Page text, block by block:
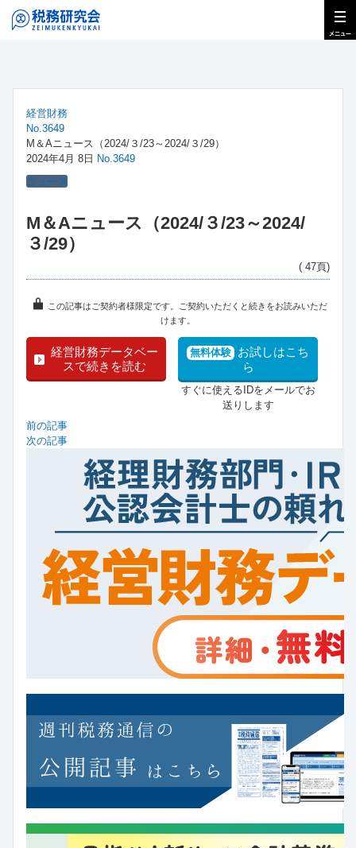
経営財務
No.3649
M＆Aニュース（2024/３/23～2024/３/29）
2024年4月 8日 No.3649
ニュース
M＆Aニュース（2024/３/23～2024/
３/29）
( 47頁)
この記事はご契約者様限定です。ご契約いただくと続きをお読みいただ
けます。
経営財務データベー
スで続きを読む
無料体験 お試しはこち
ら
すぐに使えるIDをメールでお
送りします
前の記事
次の記事